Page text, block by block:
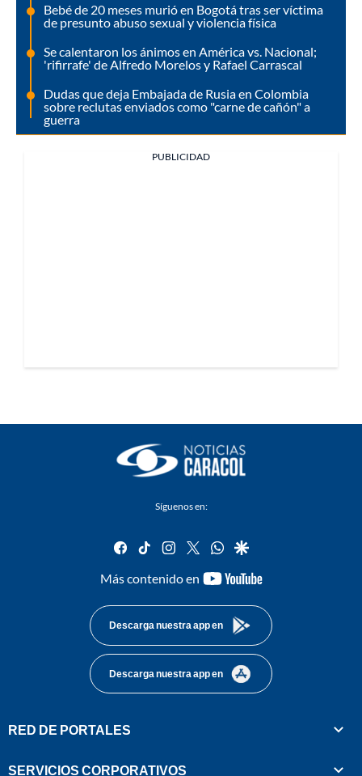
Bebé de 20 meses murió en Bogotá tras ser víctima
de presunto abuso sexual y violencia física
Se calentaron los ánimos en América vs. Nacional;
'rifirrafe' de Alfredo Morelos y Rafael Carrascal
Dudas que deja Embajada de Rusia en Colombia
sobre reclutas enviados como "carne de cañón" a
guerra
PUBLICIDAD
Síguenos en:
facebook
tiktok instagram
twitterwhatsapp
google
Más contenido en
youtube-
Descarga nuestra app en
Descarga nuestra app en
RED DE PORTALES
SERVICIOS CORPORATIVOS